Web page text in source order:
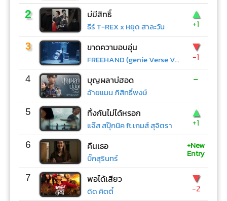
2 บ่มีสิทธิ์
ธีร์ T-REX x หยุด สาละวัน
▲
+1
3 ขาดความอบอุ่น
FREEHAND (genie Verse Vol.1)
▼
-1
4 บุญผลาบ่ฮอด
อ้ายแมน ภิสิทธิ์พงษ์
-
5 ทิ้งกันไม่ได้หรอก
แจ๊ส สปุ๊กนิค ft.เกมส์ สุจิตรา
▲
+1
6 คืนเธอ
บิ๊กสุรินทร์
+New
Entry
7 พอได้เสียว
ดิด คิตตี้
▼
-2